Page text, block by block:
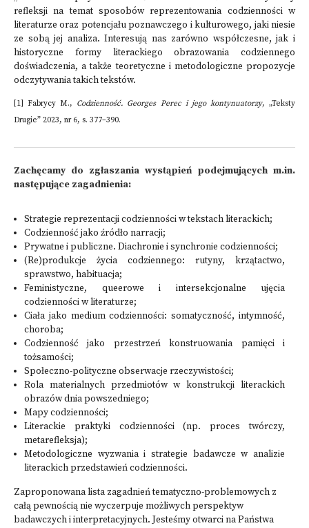
refleksji na temat sposobów reprezentowania codzienności w
literaturze oraz potencjału poznawczego i kulturowego, jaki niesie
ze sobą jej analiza. Interesują nas zarówno współczesne, jak i
historyczne formy literackiego obrazowania codziennego
doświadczenia, a także teoretyczne i metodologiczne propozycje
odczytywania takich tekstów.
[1] Fabrycy M., Codzienność. Georges Perec i jego kontynuatorzy, „Teksty
Drugie” 2023, nr 6, s. 377–390.
Zachęcamy do zgłaszania wystąpień podejmujących m.in.
następujące zagadnienia:
Strategie reprezentacji codzienności w tekstach literackich;
Codzienność jako źródło narracji;
Prywatne i publiczne. Diachronie i synchronie codzienności;
(Re)produkcje życia codziennego: rutyny, krzątactwo,
sprawstwo, habituacja;
Feministyczne, queerowe i intersekcjonalne ujęcia
codzienności w literaturze;
Ciała jako medium codzienności: somatyczność, intymność,
choroba;
Codzienność jako przestrzeń konstruowania pamięci i
tożsamości;
Społeczno-polityczne obserwacje rzeczywistości;
Rola materialnych przedmiotów w konstrukcji literackich
obrazów dnia powszedniego;
Mapy codzienności;
Literackie praktyki codzienności (np. proces twórczy,
metarefleksja);
Metodologiczne wyzwania i strategie badawcze w analizie
literackich przedstawień codzienności.
Zaproponowana lista zagadnień tematyczno-problemowych z
całą pewnością nie wyczerpuje możliwych perspektyw
badawczych i interpretacyjnych. Jesteśmy otwarci na Państwa